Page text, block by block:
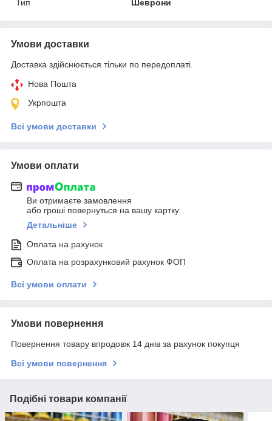
Тип
Шеврони
Умови доставки
Доставка здійснюється тільки по передоплаті.
Нова Пошта
Укрпошта
Всі умови доставки
Умови оплати
Ви отримаєте замовлення
або гроші повернуться на вашу картку
Детальніше
Оплата на рахунок
Оплата на розрахунковий рахунок ФОП
Всі умови оплати
Умови повернення
Повернення товару впродовж 14 днів за рахунок покупця
Всі умови повернення
Подібні товари компанії